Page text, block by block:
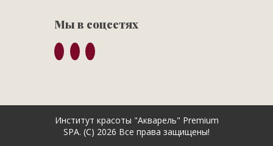
Мы в соцсетях
Институт красоты "Акварель" Premium
SPA. (C) 2026 Все права защищены!